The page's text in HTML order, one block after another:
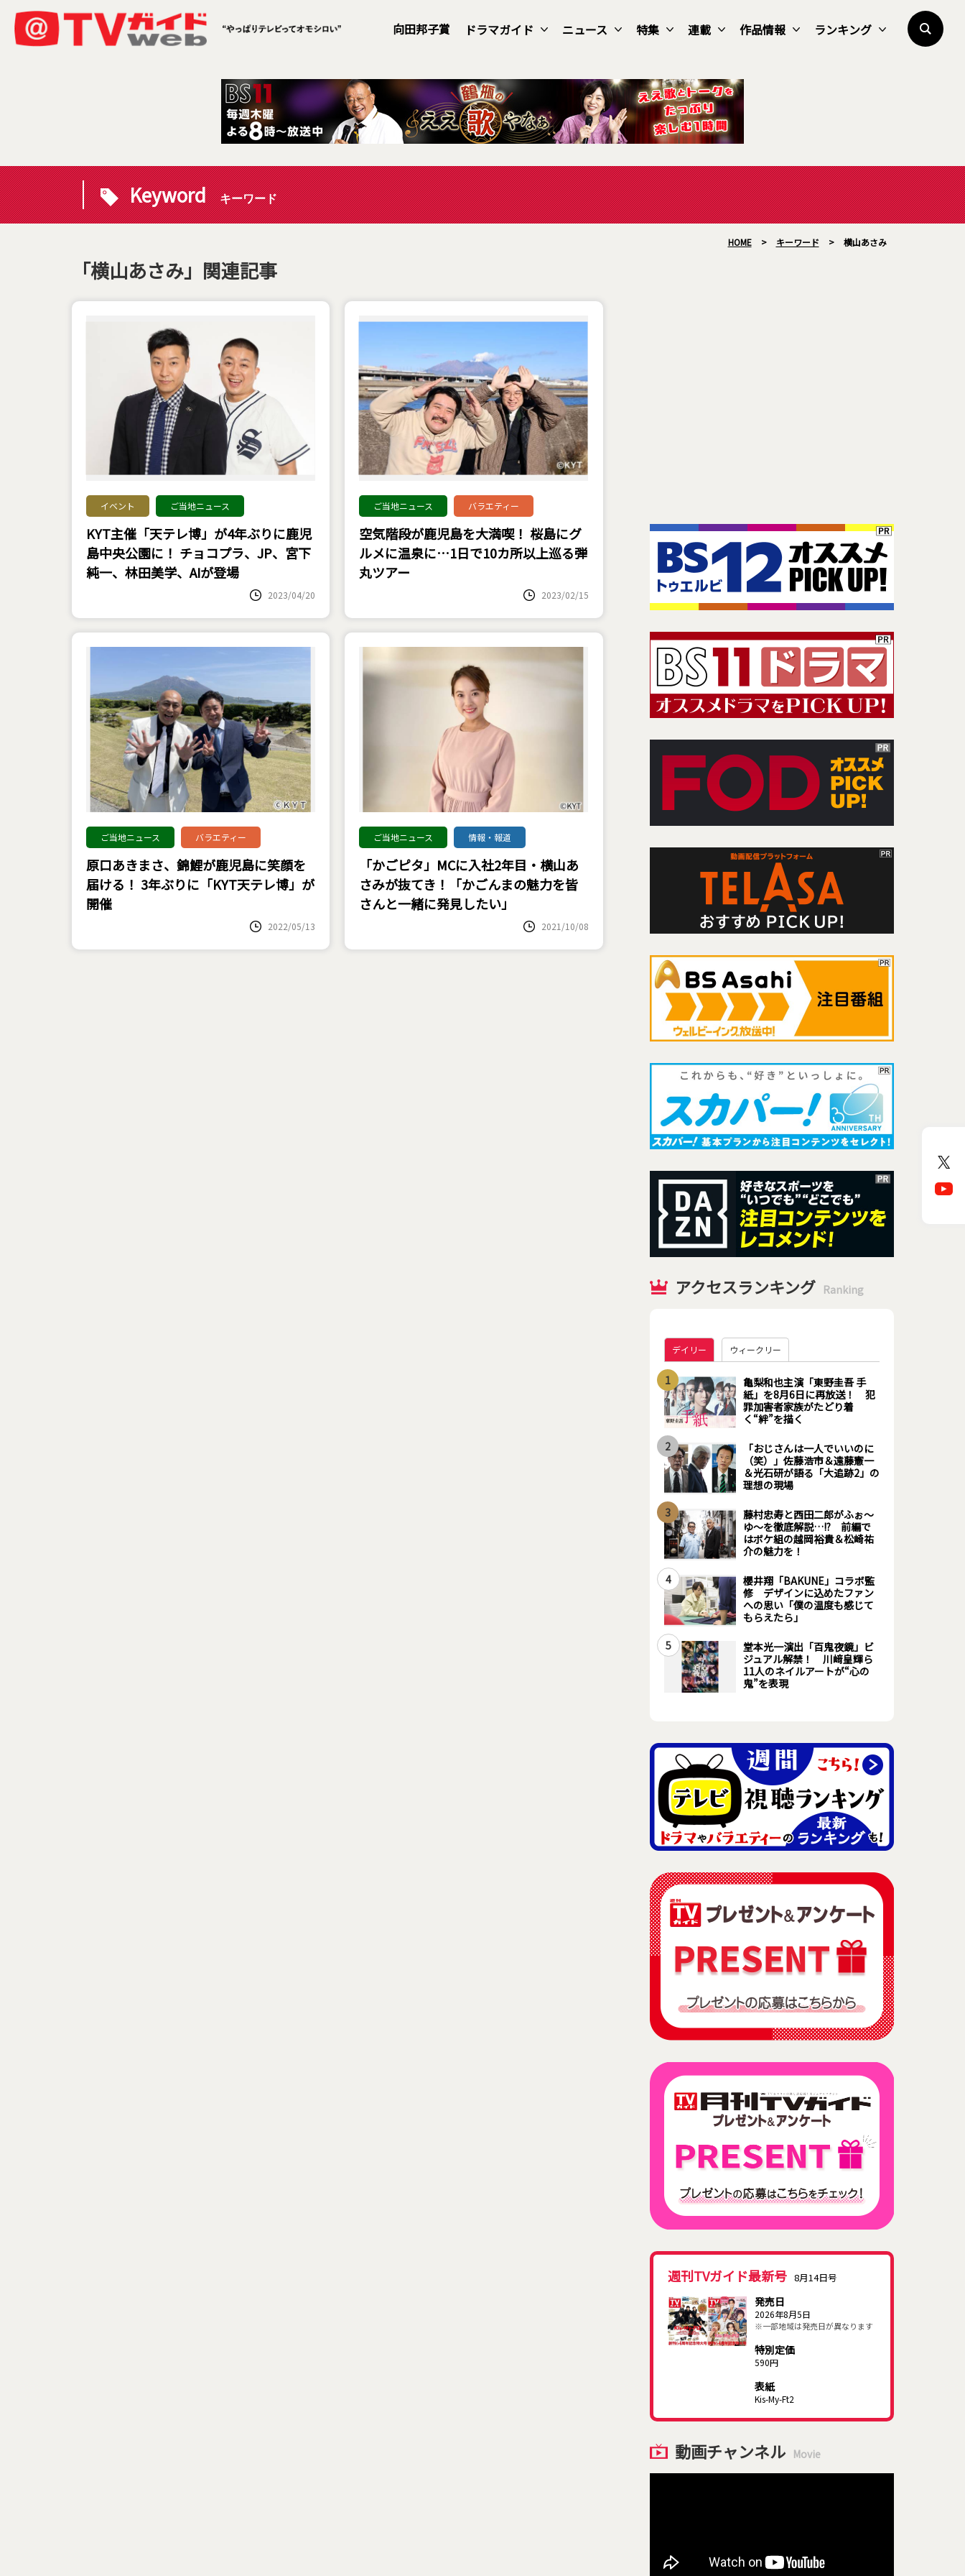
向田邦子賞 ドラマガイド ニュース 特集 連載 作品情報 ランキング
Keyword キーワード
HOME > キーワード > 横山あさみ
「横山あさみ」関連記事
イベント ご当地ニュース
KYT主催「天テレ博」が4年ぶりに鹿児
島中央公園に！ チョコプラ、JP、宮下
純一、林田美学、AIが登場
2023/04/20
ご当地ニュース バラエティー
空気階段が鹿児島を大満喫！ 桜島にグ
ルメに温泉に…1日で10カ所以上巡る弾
丸ツアー
2023/02/15
ご当地ニュース バラエティー
原口あきまさ、錦鯉が鹿児島に笑顔を
届ける！ 3年ぶりに「KYT天テレ博」が
開催
2022/05/13
ご当地ニュース 情報・報道
「かごピタ」MCに入社2年目・横山あ
さみが抜てき！「かごんまの魅力を皆
さんと一緒に発見したい」
2021/10/08
アクセスランキング Ranking
デイリー ウィークリー
1
亀梨和也主演「東野圭吾 手
紙」を8月6日に再放送！ 犯
罪加害者家族がたどり着
く“絆”を描く
2
「おじさんは一人でいいのに
（笑）」佐藤浩市＆遠藤憲一
＆光石研が語る「大追跡2」の
理想の現場
3
藤村忠寿と西田二郎がふぉ～
ゆ～を徹底解説…!? 前編で
はボケ組の越岡裕貴＆松崎祐
介の魅力を！
4
櫻井翔「BAKUNE」コラボ監
修 デザインに込めたファン
への思い「僕の温度も感じて
もらえたら」
5
堂本光一演出「百鬼夜鏡」ビ
ジュアル解禁！ 川﨑皇輝ら
11人のネイルアートが“心の
鬼”を表現
週刊TVガイド最新号 8月14日号
発売日
2026年8月5日
※一部地域は発売日が異なります
特別定価
590円
表紙
Kis-My-Ft2
動画チャンネル Movie